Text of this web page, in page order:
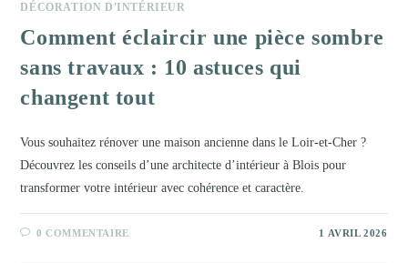
DÉCORATION D'INTÉRIEUR
Comment éclaircir une pièce sombre
sans travaux : 10 astuces qui
changent tout
Vous souhaitez rénover une maison ancienne dans le Loir-et-Cher ?
Découvrez les conseils d’une architecte d’intérieur à Blois pour
transformer votre intérieur avec cohérence et caractère.
0 COMMENTAIRE 1 AVRIL 2026